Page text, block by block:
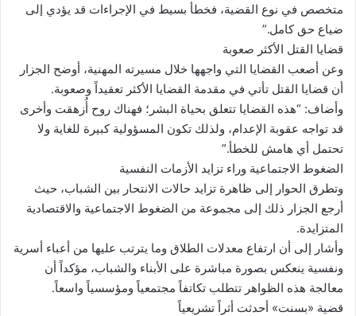
متخصص في نوع القضية، فخطأ بسيط في الإجراءات قد يؤدي إلى
ضياع حق كامل.”
قضايا القتل الأكثر صعوبة
وعن أصعب القضايا التي واجهها خلال مسيرته المهنية، أوضح الجزار
أن قضايا القتل تأتي في مقدمة القضايا الأكثر تعقيداً وصعوبة.
وأضاف: “هذه القضايا تتعلق بحياة البشر؛ فهناك روح أُزهقت وأخرى
قد تواجه عقوبة الإعدام، ولذلك تكون المسؤولية كبيرة للغاية ولا
تحتمل أي هامش للخطأ.”
الضغوط الاجتماعية وراء تزايد الأزمات النفسية
وتطرق الحوار إلى ظاهرة تزايد حالات الانتحار بين الشباب، حيث
أرجع الجزار ذلك إلى مجموعة من الضغوط الاجتماعية والاقتصادية
المتزايدة.
وأشار إلى أن ارتفاع معدلات الطلاق وما يترتب عليها من أعباء أسرية
ونفسية ينعكس بصورة مباشرة على الأبناء والشباب، مؤكداً أن
معالجة هذه الظواهر تتطلب تكاتفاً مجتمعياً ومؤسسياً واسعاً.
قضية «بسنت» أحدثت أثراً تشريعياً